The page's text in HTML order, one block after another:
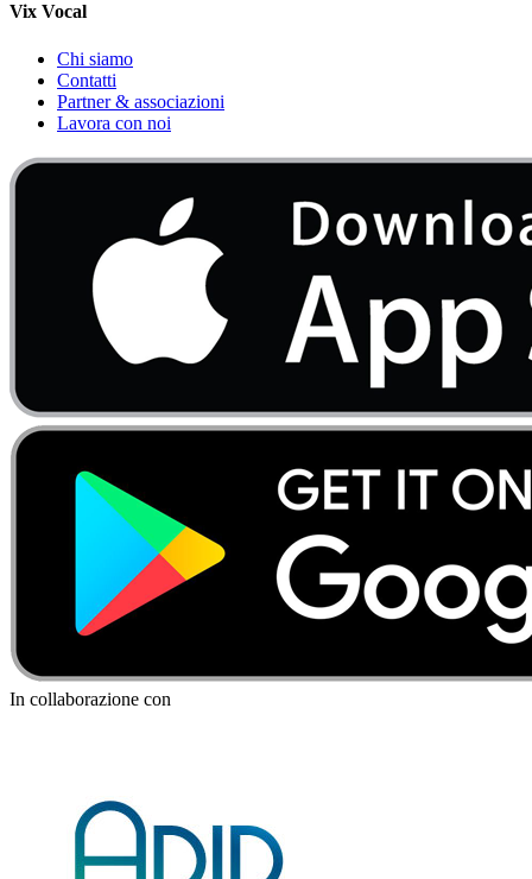
Vix Vocal
Chi siamo
Contatti
Partner & associazioni
Lavora con noi
In collaborazione con